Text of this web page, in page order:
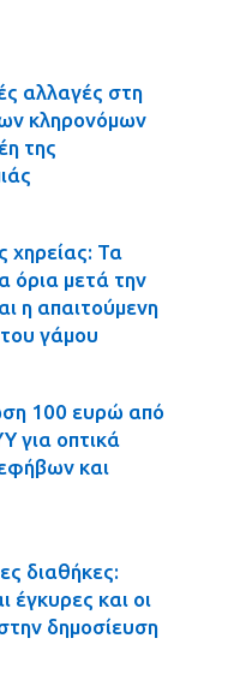
αλλαγές στη
κληρονόμων
της
χηρείας: Τα
όρια μετά την
η απαιτούμενη
γάμου
100 ευρώ από
για οπτικά
και
διαθήκες:
έγκυρες και οι
δημοσίευση